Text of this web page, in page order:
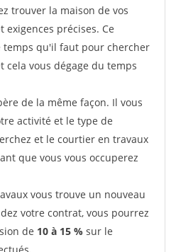
trouver la maison de vos
exigences précises. Ce
temps qu'il faut pour chercher
vous dégage du temps
de la même façon. Il vous
activité et le type de
et le courtier en travaux
que vous vous occuperez
vous trouve un nouveau
votre contrat, vous pourrez
de 10 à 15 % sur le